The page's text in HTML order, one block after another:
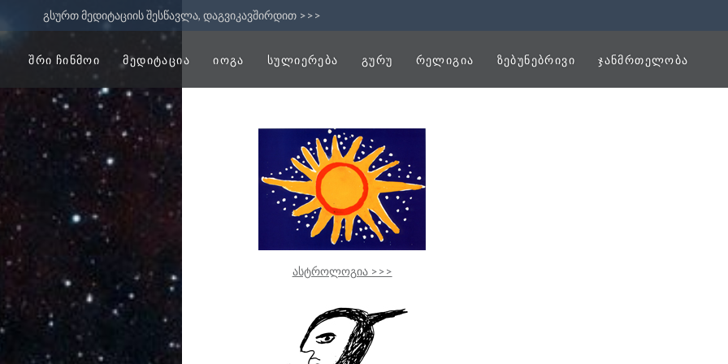
გსურთ მედიტაციის შესწავლა, დაგვიკავშირდით >>>
ᲨᲠᲘ ᲩᲘᲜᲛᲝᲘ ᲛᲔᲓᲘᲢᲐᲪᲘᲐ ᲘᲝᲒᲐ ᲡᲣᲚᲘᲔᲠᲔᲑᲐ ᲒᲣᲠᲣ ᲠᲔᲚᲘᲒᲘᲐ ᲖᲔᲑᲣᲜᲔᲑᲠᲘᲕᲘ ᲯᲐᲜᲛᲠᲗᲔᲚᲝᲑᲐ
ასტროლოგია >>>